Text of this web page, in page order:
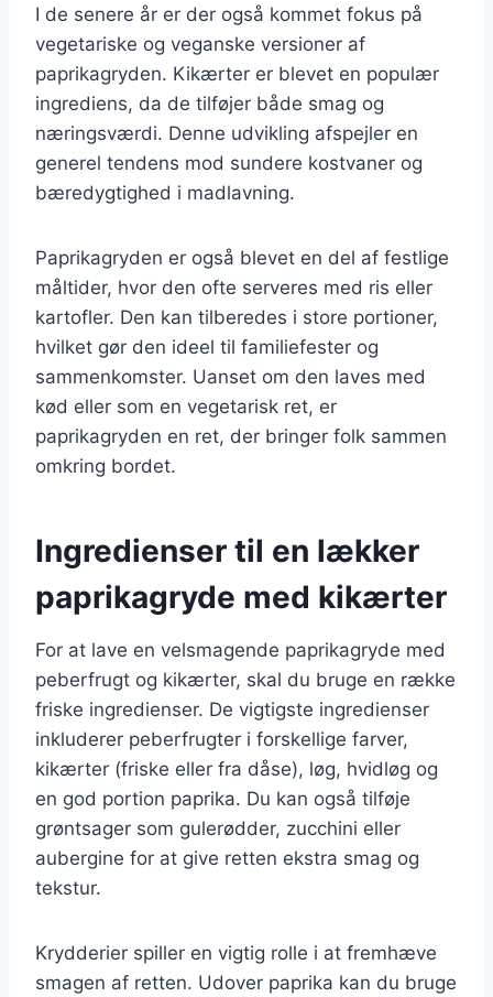
I de senere år er der også kommet fokus på
vegetariske og veganske versioner af
paprikagryden. Kikærter er blevet en populær
ingrediens, da de tilføjer både smag og
næringsværdi. Denne udvikling afspejler en
generel tendens mod sundere kostvaner og
bæredygtighed i madlavning.
Paprikagryden er også blevet en del af festlige
måltider, hvor den ofte serveres med ris eller
kartofler. Den kan tilberedes i store portioner,
hvilket gør den ideel til familiefester og
sammenkomster. Uanset om den laves med
kød eller som en vegetarisk ret, er
paprikagryden en ret, der bringer folk sammen
omkring bordet.
Ingredienser til en lækker
paprikagryde med kikærter
For at lave en velsmagende paprikagryde med
peberfrugt og kikærter, skal du bruge en række
friske ingredienser. De vigtigste ingredienser
inkluderer peberfrugter i forskellige farver,
kikærter (friske eller fra dåse), løg, hvidløg og
en god portion paprika. Du kan også tilføje
grøntsager som gulerødder, zucchini eller
aubergine for at give retten ekstra smag og
tekstur.
Krydderier spiller en vigtig rolle i at fremhæve
smagen af retten. Udover paprika kan du bruge